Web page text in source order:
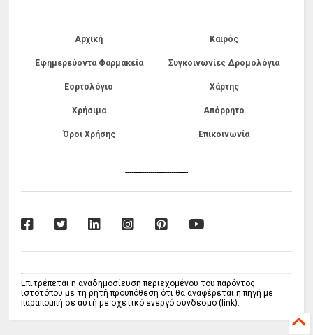
Αρχική Καιρός
Εφημερεύοντα Φαρμακεία Συγκοινωνίες Δρομολόγια
Εορτολόγιο Χάρτης
Χρήσιμα Απόρρητο
Όροι Χρήσης Επικοινωνία
------------------------------
Επιτρέπεται η αναδημοσίευση περιεχομένου του παρόντος
ιστοτόπου με τη ρητή προϋπόθεση ότι θα αναφέρεται η πηγή με
παραπομπή σε αυτή με σχετικό ενεργό σύνδεσμο (link).